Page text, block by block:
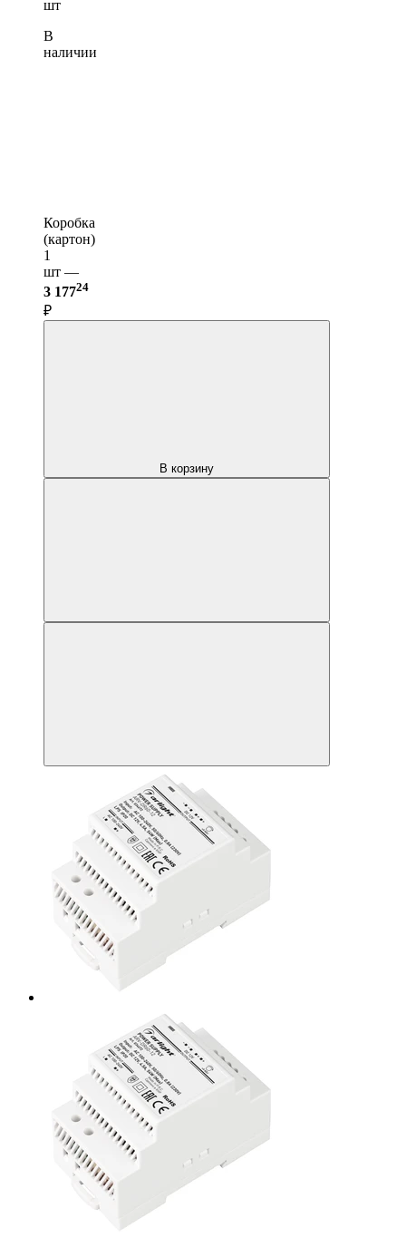
шт
В
наличии
Коробка
(картон)
1
шт —
3 17724
₽
В корзину